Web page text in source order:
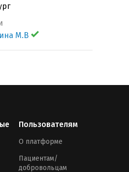
М.В
Пользователям
О платформе
Пациентам/
добровольцам